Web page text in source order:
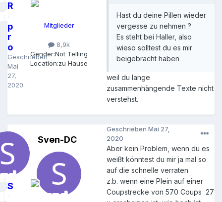
R
o
p
r
o
Geschrieben
Mai
27,
2020
Mitglieder
8,9k
Gender:Not Telling
Location:zu Hause
Hast du deine Pillen wieder
vergesse zu nehmen ?
Es steht bei Haller, also
wieso solltest du es mir
beigebracht haben
weil du lange
zusammenhängende Texte nicht
verstehst.
S
v
Sven-DC
Geschrieben Mai 27,
2020
Aber kein Problem, wenn du es
weißt könntest du mir ja mal so
auf die schnelle verraten
z.b. wenn eine Plein auf einer
Coupstrecke von 570 Coups 27